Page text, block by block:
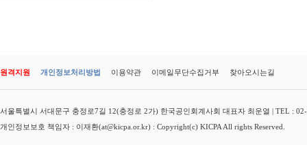
원격지원 개인정보처리방법 이용약관 이메일무단수집거부 찾아오시는길
서울특별시 서대문구 충정로7길 12(충정로 2가) 한국공인회계사회 대표자 최운열 | TEL :
개인정보보호 책임자 : 이재환(at@kicpa.or.kr) : Copyright(c) KICPA All rights Reserved.